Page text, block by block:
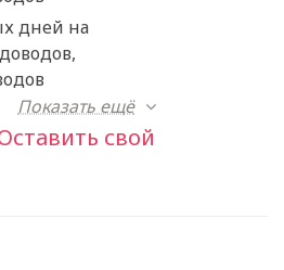
дней на
Показать ещё
свой